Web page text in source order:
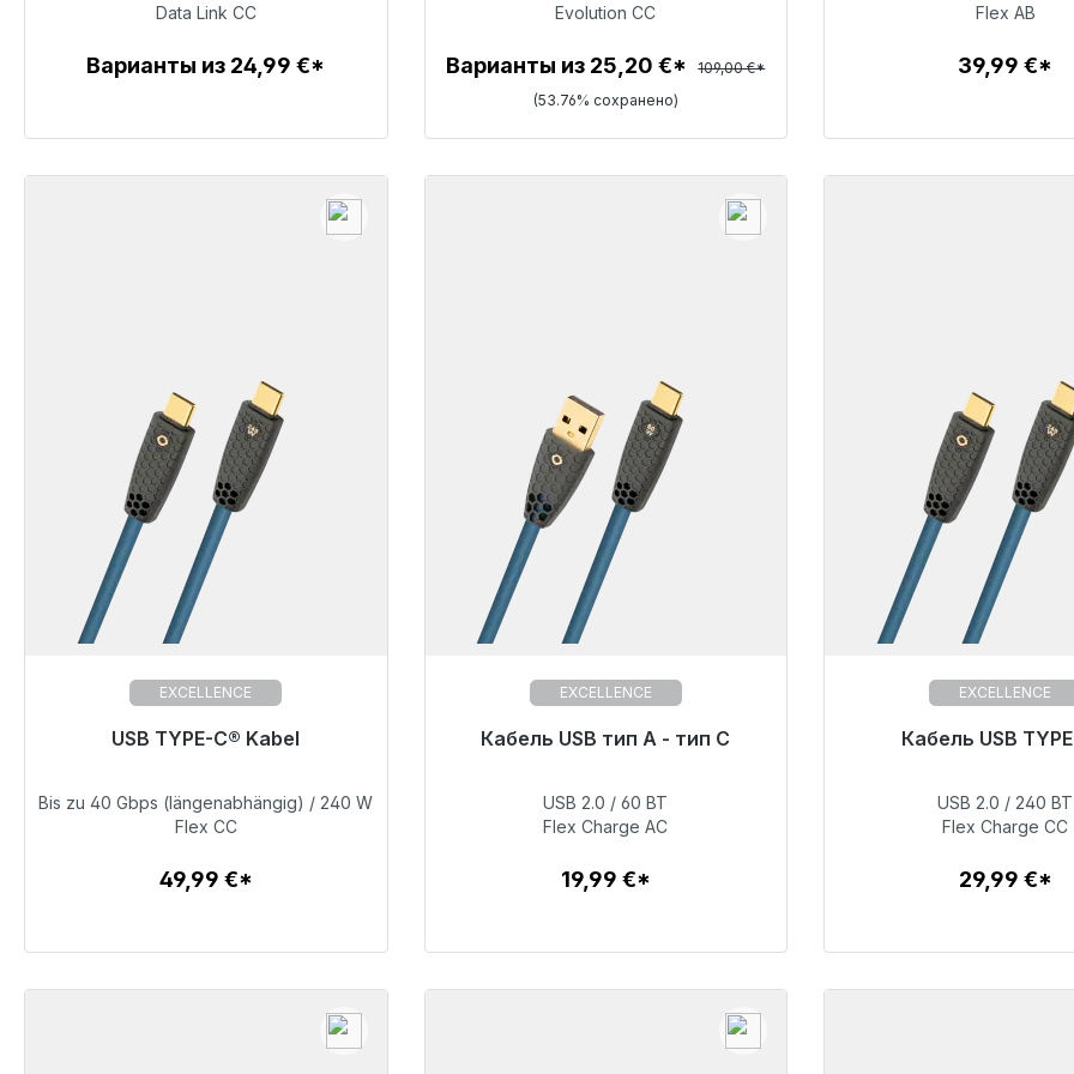
39,99 €
Детали
Data Link CC
Варианты из 24,99 €*
Детали
Evolution CC
Варианты из 25,20 €*
109,00 €*
(53.76% сохранено)
39,99 €
Детали
Flex AB
39,99 €*
EXCELLENCE
USB TYPE-C® Kabel
Готовы к немедленной отправке,
49,99 €
Детали
Bis zu 40 Gbps (längenabhängig) / 240 W
Flex CC
49,99 €*
EXCELLENCE
Кабель USB тип A - тип C
Готовы к немедленной отправке,
19,99 €
Детали
USB 2.0 / 60 ВТ
Flex Charge AC
19,99 €*
EXCELLENCE
Кабель USB
Готовы к немедленной
29,99 €
Детали
USB 2.0 / 240 ВТ
Flex Charge CC
29,99 €*